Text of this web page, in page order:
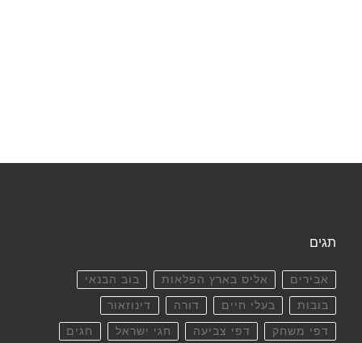
תגים
אבירים אליס בארץ הפלאות בוב הבנאי
בובות בעלי חיים דורה דינוזאור
דפי משחק דפי צביעה חגי ישראל חגים